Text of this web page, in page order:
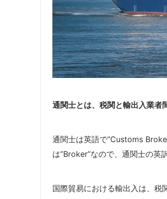
通関士とは、税関と輸出入業者
通関士は英語で”Customs
は”Broker”なので、通関士の英
国際貿易における輸出入は、税